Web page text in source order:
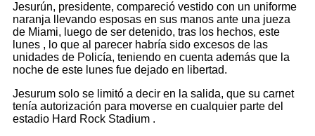
Jesurún, presidente, compareció vestido con un uniforme
naranja llevando esposas en sus manos ante una jueza
de Miami, luego de ser detenido, tras los hechos, este
lunes , lo que al parecer habría sido excesos de las
unidades de Policía, teniendo en cuenta además que la
noche de este lunes fue dejado en libertad.
Jesurum solo se limitó a decir en la salida, que su carnet
tenía autorización para moverse en cualquier parte del
estadio Hard Rock Stadium .